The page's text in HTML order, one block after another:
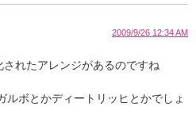
2009/9/26 12:34 AM
れたアレンジがあるのですね
ルボとかディートリッヒとかでしょ